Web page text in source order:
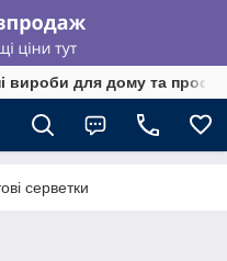
вироби для дому та
серветки